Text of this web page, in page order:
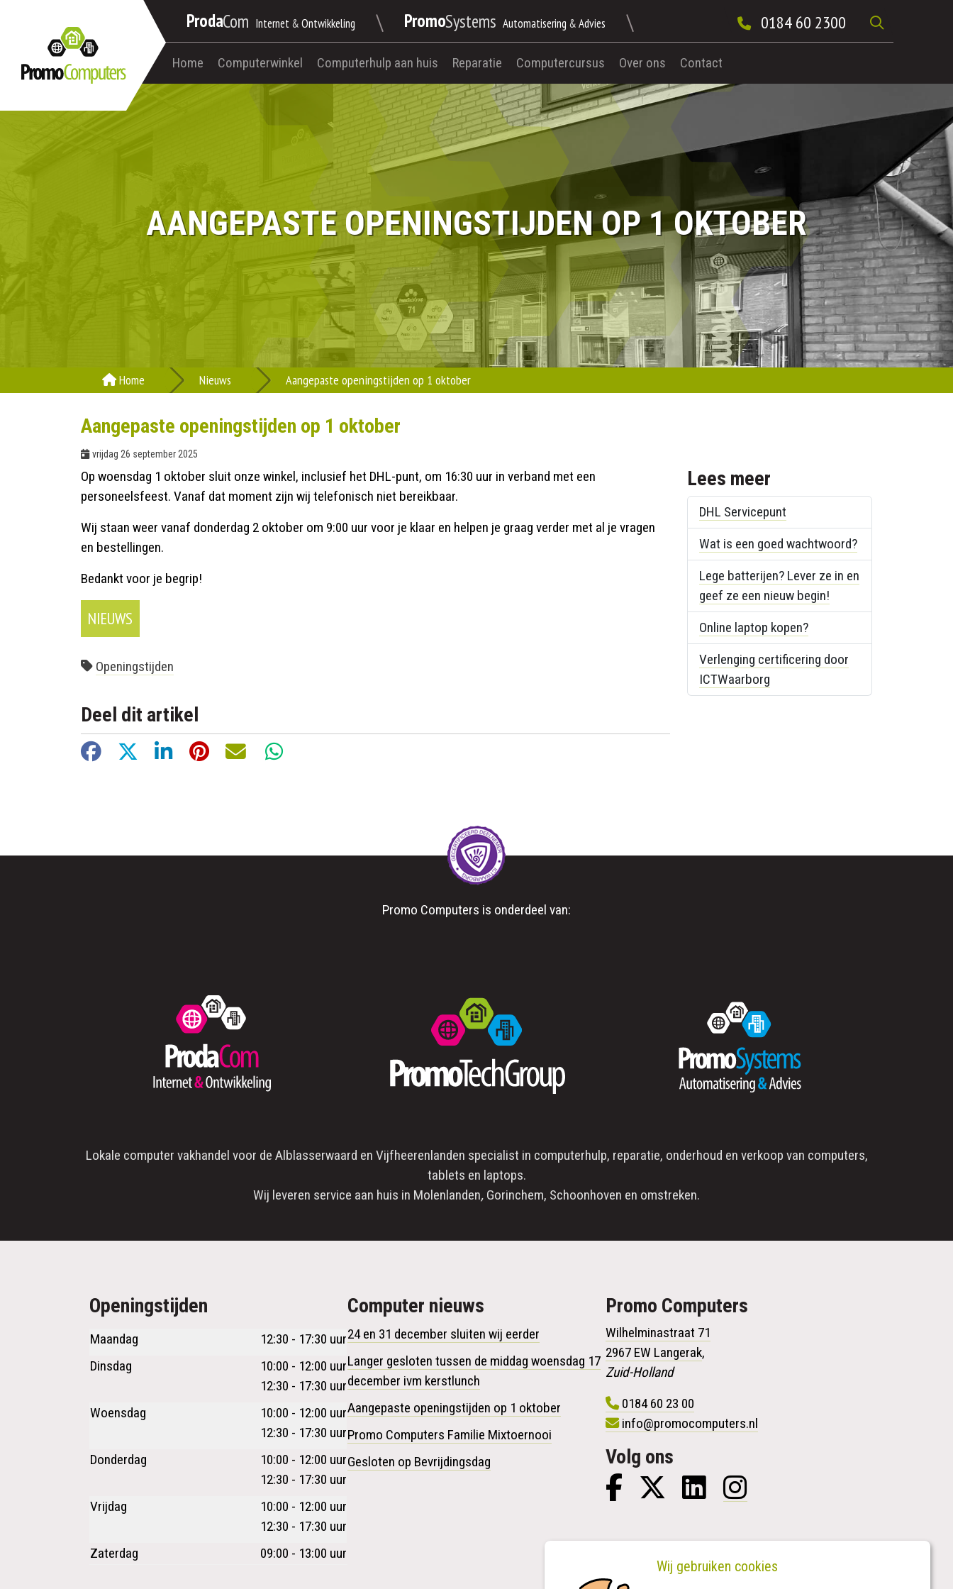
ProdaCom Internet&Ontwikkeling \ PromoSystems Automatisering &Advies \ 0184 60 2300
Home Computerwinkel Computerhulp aan huis Reparatie Computercursus Over ons Contact
AANGEPASTE OPENINGSTIJDEN OP 1 OKTOBER
Home Nieuws Aangepaste openingstijden op 1 oktober
Aangepaste openingstijden op 1 oktober
vrijdag 26 september 2025
Op woensdag 1 oktober sluit onze winkel, inclusief het DHL-punt, om 16:30 uur in verband met een
personeelsfeest. Vanaf dat moment zijn wij telefonisch niet bereikbaar.
Wij staan weer vanaf donderdag 2 oktober om 9:00 uur voor je klaar en helpen je graag verder met al je vragen
en bestellingen.
Bedankt voor je begrip!
NIEUWS
Openingstijden
Deel dit artikel
Facebook LinkedIn Pinterest E-mailWhatsApp
Lees meer
DHL Servicepunt
Wat is een goed wachtwoord?
Lege batterijen? Lever ze in en
geef ze een nieuw begin!
Online laptop kopen?
Verlenging certificering door
ICTWaarborg
Promo Computers is onderdeel van:
Lokale computer vakhandel voor de Alblasserwaard en Vijfheerenlanden specialist in computerhulp, reparatie, onderhoud en verkoop van computers,
tablets en laptops.
Wij leveren service aan huis in Molenlanden, Gorinchem, Schoonhoven en omstreken.
Openingstijden
Maandag
12:30 - 17:30 uur
Dinsdag
10:00 - 12:00 uur
12:30 - 17:30 uur
Woensdag
10:00 - 12:00 uur
12:30 - 17:30 uur
Donderdag
10:00 - 12:00 uur
12:30 - 17:30 uur
Vrijdag
10:00 - 12:00 uur
12:30 - 17:30 uur
Zaterdag
09:00 - 13:00 uur
Computer nieuws
24 en 31 december sluiten wij eerder
Langer gesloten tussen de middag woensdag 17
december ivm kerstlunch
Aangepaste openingstijden op 1 oktober
Promo Computers Familie Mixtoernooi
Gesloten op Bevrijdingsdag
Promo Computers
Wilhelminastraat 71
2967 EW Langerak,
Zuid-Holland
0184 60 23 00
info@promocomputers.nl
Volg ons
Wij gebruiken cookies